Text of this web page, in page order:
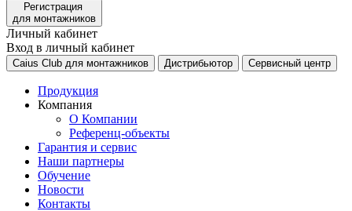
Регистрация
для монтажников
Личный кабинет
Вход в личный кабинет
Caius Club для монтажников Дистрибьютор Сервисный центр
Продукция
Компания
О Компании
Референц-объекты
Гарантия и сервис
Наши партнеры
Обучение
Новости
Контакты